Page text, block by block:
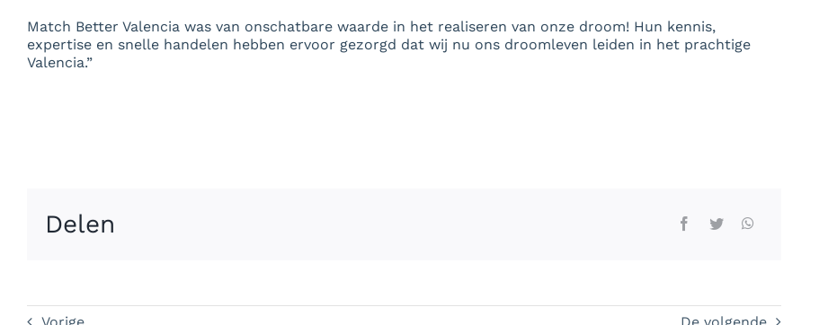
Match Better Valencia was van onschatbare waarde in het realiseren van onze droom! Hun kennis,
expertise en snelle handelen hebben ervoor gezorgd dat wij nu ons droomleven leiden in het prachtige
Valencia.”
Delen